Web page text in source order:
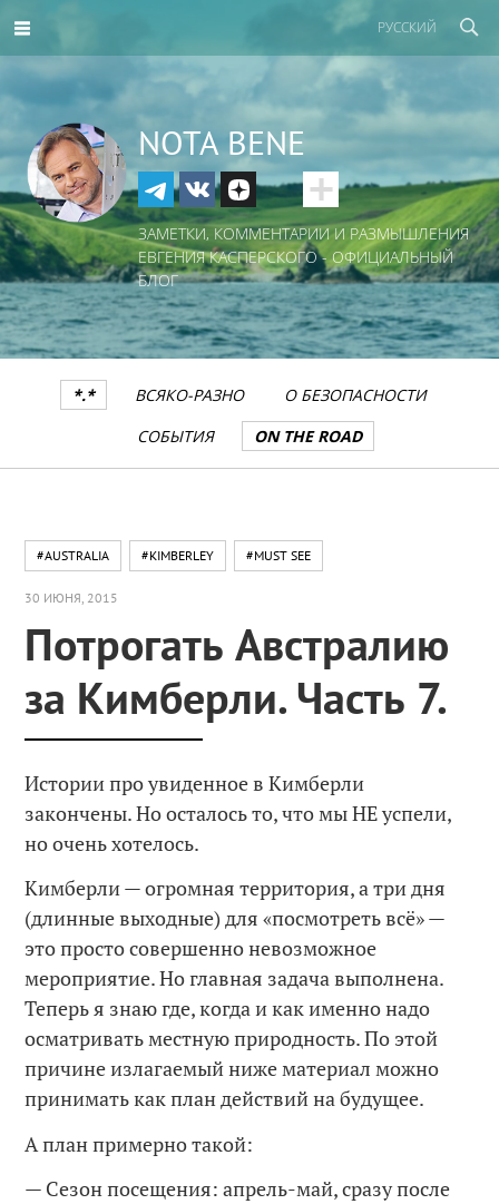
РУССКИЙ
NOTA BENE
ЗАМЕТКИ, КОММЕНТАРИИ И РАЗМЫШЛЕНИЯ
ЕВГЕНИЯ КАСПЕРСКОГО - ОФИЦИАЛЬНЫЙ
БЛОГ
*.* ВСЯКО-РАЗНО
О БЕЗОПАСНОСТИ
СОБЫТИЯ
ON THE ROAD
#AUSTRALIA #KIMBERLEY #MUST SEE
30 ИЮНЯ, 2015
Потрогать Австралию
за Кимберли. Часть 7.
Истории про увиденное в Кимберли
закончены. Но осталось то, что мы НЕ успели,
но очень хотелось.
Кимберли — огромная территория, а три дня
(длинные выходные) для «посмотреть всё» —
это просто совершенно невозможное
мероприятие. Но главная задача выполнена.
Теперь я знаю где, когда и как именно надо
осматривать местную природность. По этой
причине излагаемый ниже материал можно
принимать как план действий на будущее.
А план примерно такой:
— Сезон посещения: апрель-май, сразу после